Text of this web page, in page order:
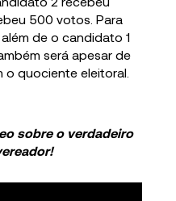
500 votos. Para
de o candidato 1
será apesar de
o quociente eleitoral.
sobre o verdadeiro